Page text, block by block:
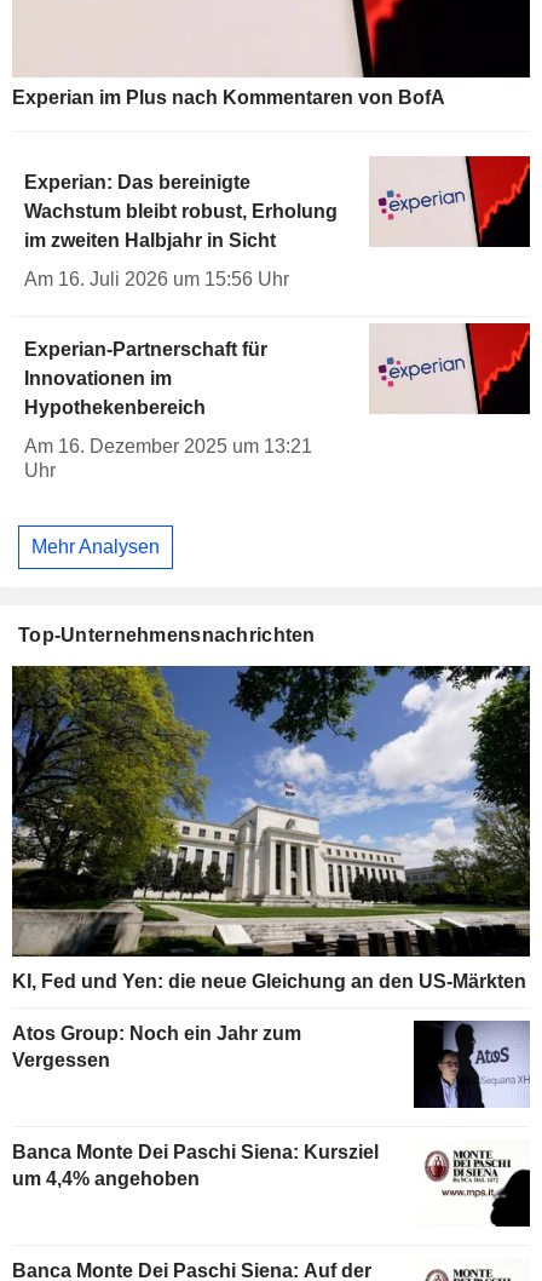
Experian im Plus nach Kommentaren von BofA
Experian: Das bereinigte
Wachstum bleibt robust, Erholung
im zweiten Halbjahr in Sicht
Am 16. Juli 2026 um 15:56 Uhr
Experian-Partnerschaft für
Innovationen im
Hypothekenbereich
Am 16. Dezember 2025 um 13:21
Uhr
Mehr Analysen
Top-Unternehmensnachrichten
KI, Fed und Yen: die neue Gleichung an den US-Märkten
Atos Group: Noch ein Jahr zum
Vergessen
Banca Monte Dei Paschi Siena: Kursziel
um 4,4% angehoben
Banca Monte Dei Paschi Siena: Auf der